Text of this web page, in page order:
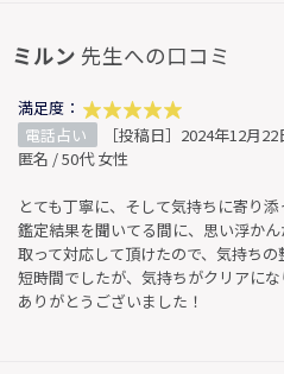
ミルン 先生への口コミ
満足度：
電話占い
［投稿日］2024年12月22
匿名 / 50代 女性
とても丁寧に、そして気持ちに寄り添
鑑定結果を聞いてる間に、思い浮か
取って対応して頂けたので、気持ちの
短時間でしたが、気持ちがクリアにな
ありがとうございました！